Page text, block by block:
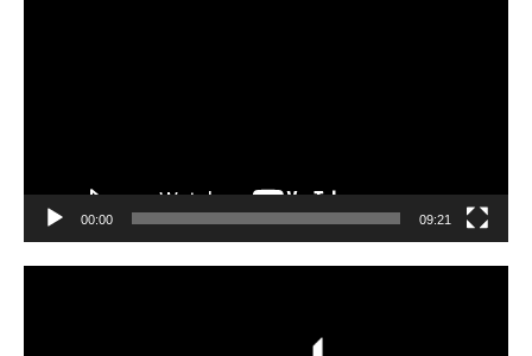
00:00 09:21